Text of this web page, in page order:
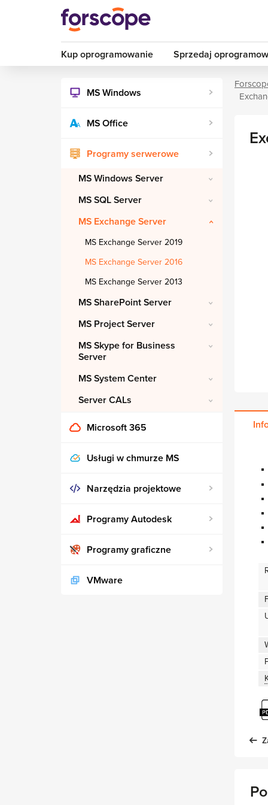
Kup oprogramowanie Sprzedaj
MS Windows
MS Office
Programy serwerowe
MS Windows Server
MS SQL Server
MS Exchange Server
MS Exchange Server 2019
MS Exchange Server 2016
MS Exchange Server 2013
MS SharePoint Server
MS Project Server
MS Skype for Business
Server
MS System Center
Server CALs
Microsoft 365
Usługi w chmurze MS
Narzędzia projektowe
Programy Autodesk
Programy graficzne
VMware